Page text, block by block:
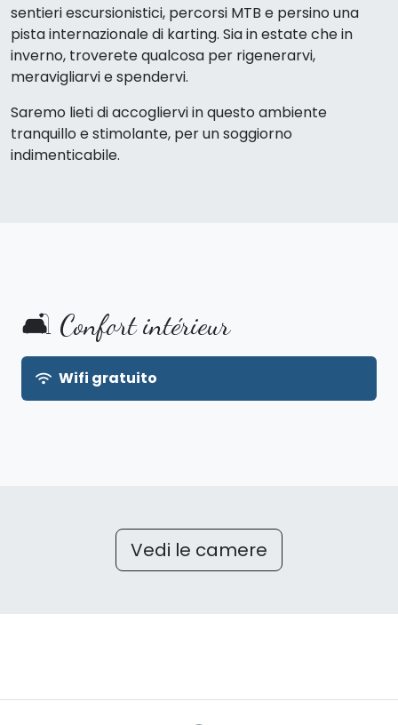
sentieri escursionistici, percorsi MTB e persino una
pista internazionale di karting. Sia in estate che in
inverno, troverete qualcosa per rigenerarvi,
meravigliarvi e spendervi.
Saremo lieti di accogliervi in questo ambiente
tranquillo e stimolante, per un soggiorno
indimenticabile.
🛋️ Confort intérieur
Wifi gratuito
Vedi le camere